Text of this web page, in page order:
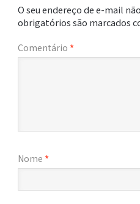
O seu endereço de e-mail
obrigatórios são marcados
Comentário *
Nome *